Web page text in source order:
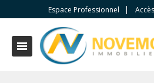
Espace Professionnel